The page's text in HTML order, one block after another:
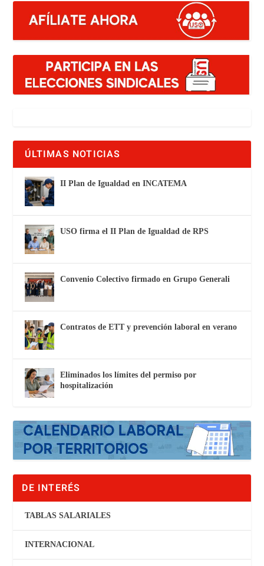
ÚLTIMAS NOTICIAS
II Plan de Igualdad en INCATEMA
USO firma el II Plan de Igualdad de RPS
Convenio Colectivo firmado en Grupo Generali
Contratos de ETT y prevención laboral en verano
Eliminados los límites del permiso por
hospitalización
DE INTERÉS
TABLAS SALARIALES
INTERNACIONAL